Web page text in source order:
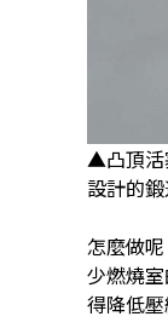
▲凸頂活
設計的鍛
怎麼做
少燃燒
得降低壓